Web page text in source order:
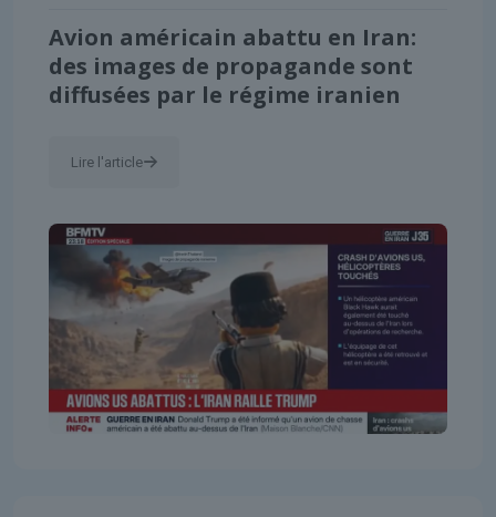
Avion américain abattu en Iran:
des images de propagande sont
diffusées par le régime iranien
Lire l'article